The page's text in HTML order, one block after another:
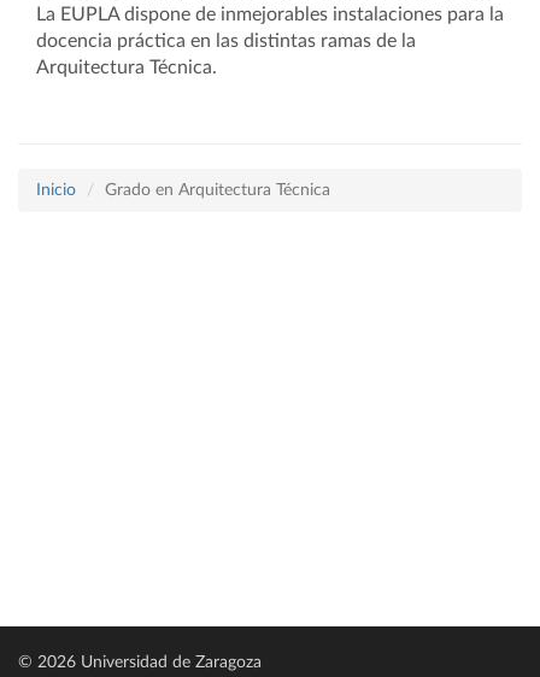
La EUPLA dispone de inmejorables instalaciones para la
docencia práctica en las distintas ramas de la
Arquitectura Técnica.
Inicio Grado en Arquitectura Técnica
© 2026 Universidad de Zaragoza